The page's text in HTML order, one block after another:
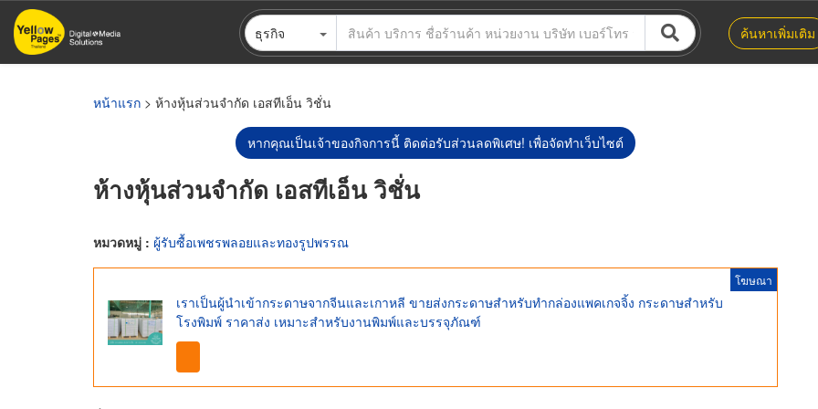
ข้าม
ไป
ธุรกิจ ค้นหาเพิ่มเติม
หน้าแรก > ห้างหุ้นส่วนจำกัด เอสทีเอ็น วิชั่น
หากคุณเป็นเจ้าของกิจการนี้ ติดต่อรับส่วนลดพิเศษ! เพื่อจัดทำเว็บไซต์
ห้างหุ้นส่วนจำกัด เอสทีเอ็น วิชั่น
หมวดหมู่ : ผู้รับซื้อเพชรพลอยและทองรูปพรรณ
โฆษณา
เราเป็นผู้นำเข้ากระดาษจากจีนและเกาหลี ขายส่งกระดาษสำหรับทำกล่องแพคเกจจิ้ง กระดาษสำหรับ
โรงพิมพ์ ราคาส่ง เหมาะสำหรับงานพิมพ์และบรรจุภัณฑ์